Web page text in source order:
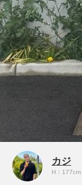
カジ
H：177cm